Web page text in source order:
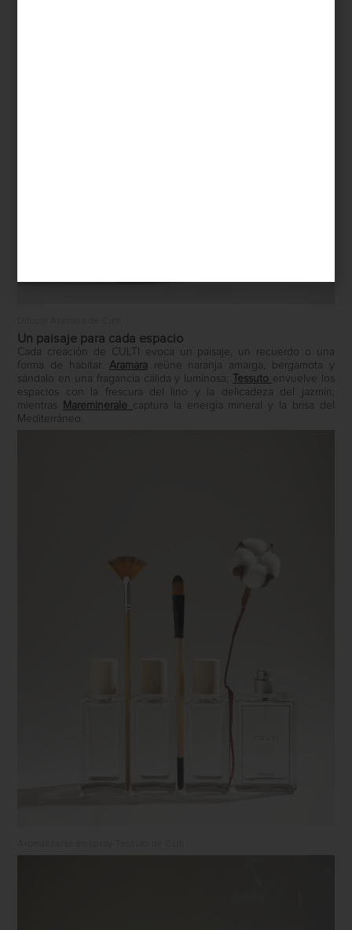
Un paisaje para cada espacio
Cada creación de CULTI evoca un paisaje, un recuerdo o una
forma de habitar. Aramara
reúne naranja amarga, bergamota y
sándalo en una fragancia cálida y luminosa;
Tessuto envuelve los
espacios con la frescura del lino y la delicadeza del jazmín;
mientras
Mareminerale captura la energía mineral y la brisa del
Mediterráneo.